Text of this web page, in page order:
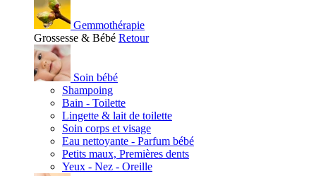
Gemmothérapie
Grossesse & Bébé Retour
Soin bébé
Shampoing
Bain - Toilette
Lingette & lait de toilette
Soin corps et visage
Eau nettoyante - Parfum bébé
Petits maux, Premières dents
Yeux - Nez - Oreille